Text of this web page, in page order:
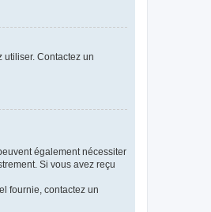
utiliser. Contactez un
également nécessiter
Si vous avez reçu
fournie, contactez un